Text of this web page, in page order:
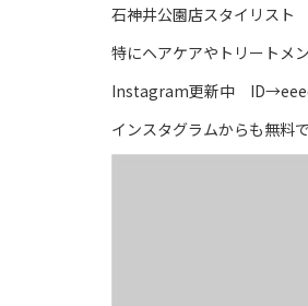
石神井公園店スタイリス
特にヘアケアやトリートメ
Instagram更新中
インスタグラムからも無料